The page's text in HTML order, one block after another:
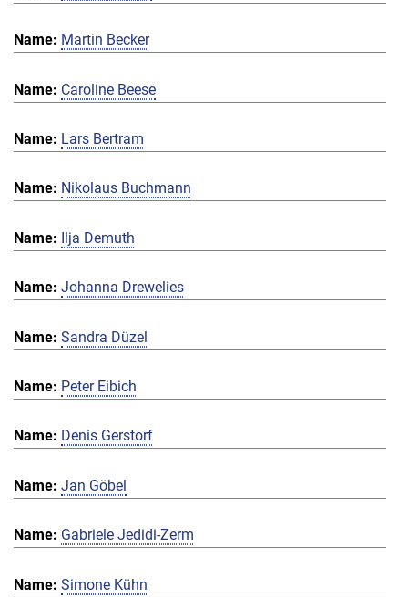
Martin Becker
Caroline Beese
Lars Bertram
Nikolaus Buchmann
Ilja Demuth
Johanna Drewelies
Sandra Düzel
Peter Eibich
Denis Gerstorf
Jan Göbel
Gabriele Jedidi-Zerm
Simone Kühn